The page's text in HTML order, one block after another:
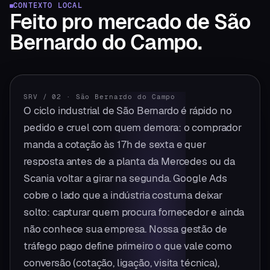
CONTEXTO LOCAL
Feito pro mercadode São
Bernardo do Campo.
SRV / 02 · São Bernardo do Campo
O ciclo industrial de São Bernardo é rápido no
pedido e cruel com quem demora: o comprador
manda a cotação às 17h de sexta e quer
resposta antes de a planta da Mercedes ou da
Scania voltar a girar na segunda. Google Ads
cobre o lado que a indústria costuma deixar
solto: capturar quem procura fornecedor e ainda
não conhece sua empresa. Nossa gestão de
tráfego pago define primeiro o que vale como
conversão (cotação, ligação, visita técnica),